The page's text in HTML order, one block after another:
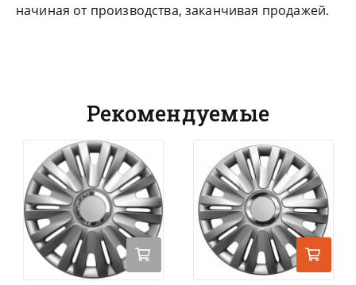
начиная от производства, заканчивая продажей.
Рекомендуемые